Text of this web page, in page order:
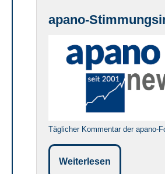
apano-
Täglicher Kommentar der apano-
Weiterlesen